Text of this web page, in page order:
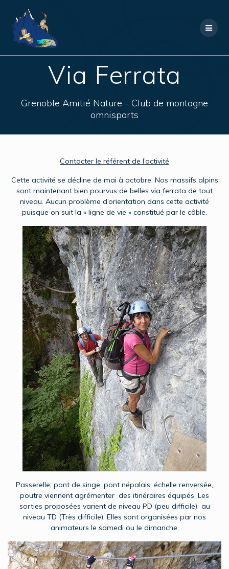
Via Ferrata
Grenoble Amitié Nature - Club de montagne
omnisports
Contacter le référent de l’activité
Cette activité se décline de mai à octobre. Nos massifs alpins
sont maintenant bien pourvus de belles via ferrata de tout
niveau. Aucun problème d’orientation dans cette activité
puisque on suit la « ligne de vie » constitué par le câble.
Passerelle, pont de singe, pont népalais, échelle renversée,
poutre viennent agrémenter des itinéraires équipés. Les
sorties proposées varient de niveau PD (peu difficile) au
niveau TD (Très difficile). Elles sont organisées par nos
animateurs le samedi ou le dimanche.